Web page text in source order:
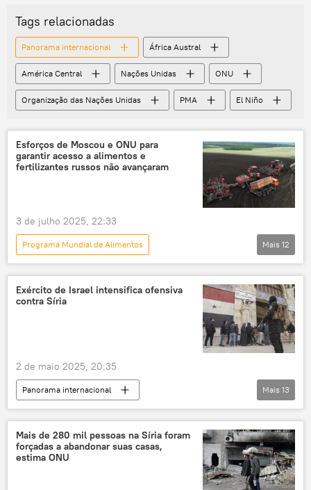
Federação da Rússia
mar Negro
Organização das Nações Unidas
ONU
produção de alimentos
alimentos
Tags relacionadas
Panorama internacional África Austral
América Central Nações Unidas ONU
Organização das Nações Unidas PMA El Niño
Esforços de Moscou e ONU para
garantir acesso a alimentos e
fertilizantes russos não avançaram
3 de julho 2025, 22:33
Programa Mundial de Alimentos
Panorama internacional
Rússia
Europa
Dmitry Polyanskiy
Federação da Rússia
Organização das Nações Unidas
produção de alimentos
Mais 12
Exército de Israel intensifica ofensiva
contra Síria
2 de maio 2025, 20:35
Panorama internacional
Benjamin Netanyahu
Damasco
Exército de Israel
Daraa
Israel Katz
Hama
Mais 13
Mais de 280 mil pessoas na Síria foram
forçadas a abandonar suas casas,
estima ONU